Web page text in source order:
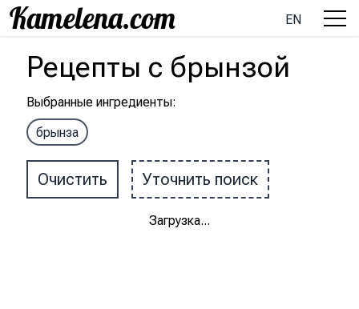
EN
Рецепты с брынзой
Выбранные ингредиенты:
брынза
Очистить Уточнить поиск
Загрузка...